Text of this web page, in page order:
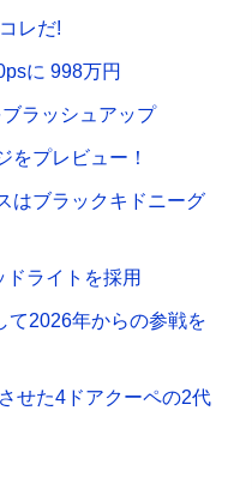
レだ!
に 998万円
ラッシュアップ
をプレビュー！
はブラックキドニーグ
ライトを採用
て2026年からの参戦を
せた4ドアクーペの2代